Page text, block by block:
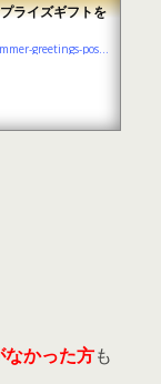
ライズギフトを
https://www.teradahoikuen.com/kids/summer-greetings-postcard-summary
かった方も